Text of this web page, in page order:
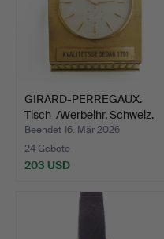
GIRARD-PERREGAUX.
Tisch-/Werbeihr, Schweiz.
Beendet 16. Mär 2026
24 Gebote
203 USD